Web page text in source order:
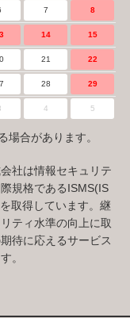
7 8
14 15
21 22
28 29
4 5
合があります。
社は情報セキュリテ
規格であるISMS(IS
取得しています。継
ティ水準の向上に取
待に応えるサービス
。